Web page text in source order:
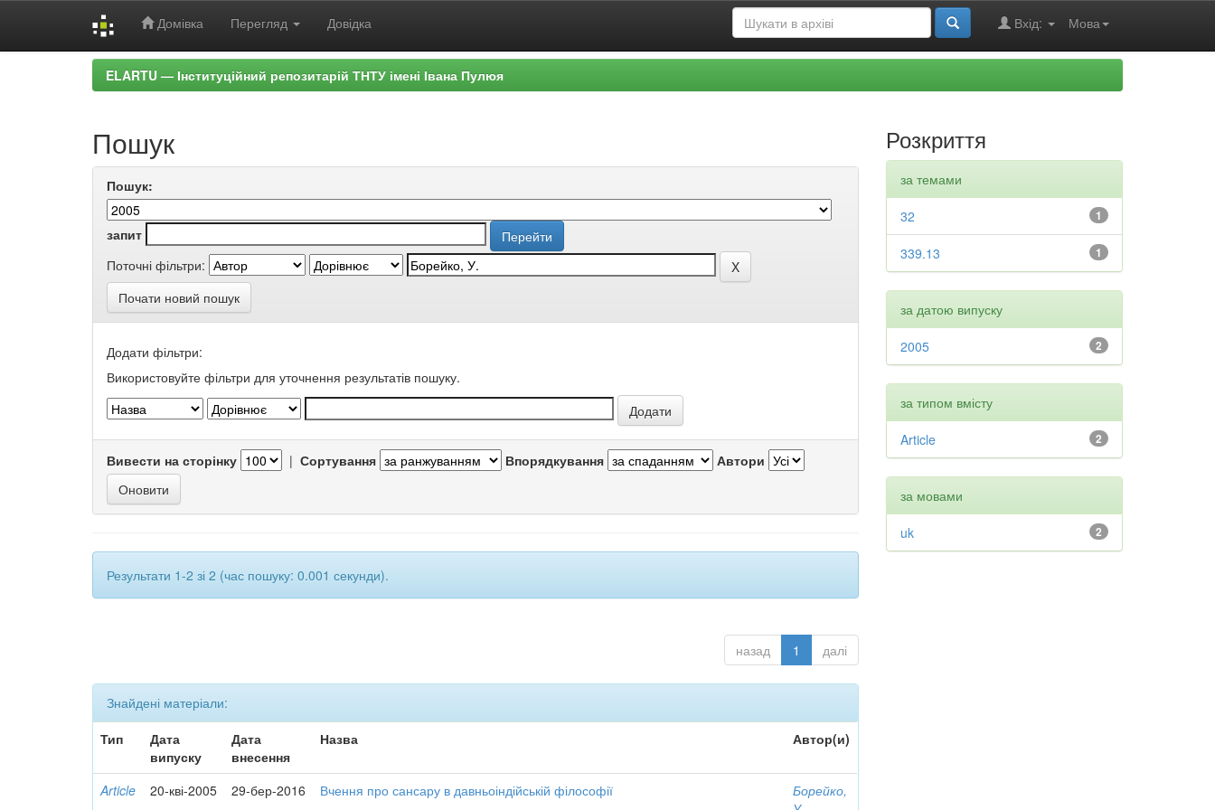
Домівка Перегляд Довідка Мова
Вхід:
ELARTU — Інституційний репозитарій ТНТУ імені Івана Пулюя
Пошук
Пошук:
запит
Поточні фільтри:
Почати новий пошук
Додати фільтри:
Використовуйте фільтри для уточнення результатів пошуку.
Вивести на сторінку | Сортування Впорядкування Автори
Результати 1-2 зі 2 (час пошуку: 0.001 секунди).
назад 1 далі
Знайдені матеріали:
Тип
Дата
випуску
Дата
внесення
Назва Автор(и)
Article 20-кві-2005 29-бер-2016 Вчення про сансару в давньоіндійській філософії
Борейко,
Розкриття
за темами
1
32
1
339.13
за датою випуску
2
2005
за типом вмісту
2
Article
за мовами
2
uk